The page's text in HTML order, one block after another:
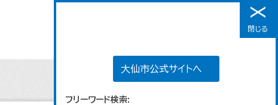
メニュー
大仙市公式サイトへ
フリーワード検索
閉じる